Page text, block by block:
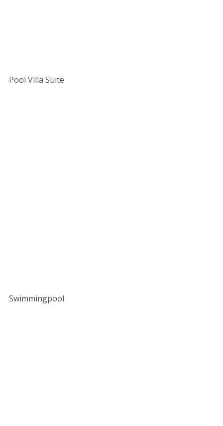
Pool Villa Suite
Swimmingpool